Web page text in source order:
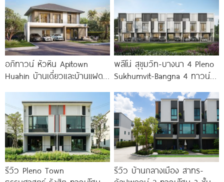
อภิทาวน์ หัวหิน Apitown
Huahin บ้านเดี่ยวและบ้านแฝด
พลีโน่ สุขุมวิท-บางนา 4 Pleno
Sukhumvit-Bangna 4 ทาวน์
MEGA บางนา
รีวิว Pleno Town
รีวิว บ้านกลางเมือง สาทร-